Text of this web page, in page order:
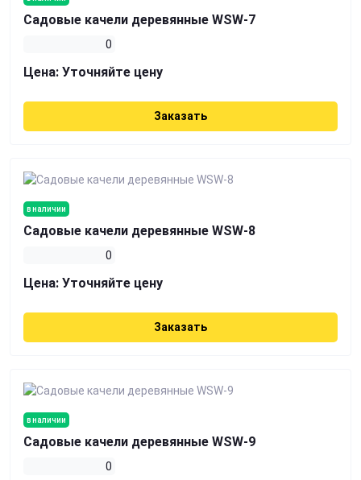
Садовые качели деревянные WSW-7
0
Цена: Уточняйте цену
Заказать
в наличии
Садовые качели деревянные WSW-8
0
Цена: Уточняйте цену
Заказать
в наличии
Садовые качели деревянные WSW-9
0